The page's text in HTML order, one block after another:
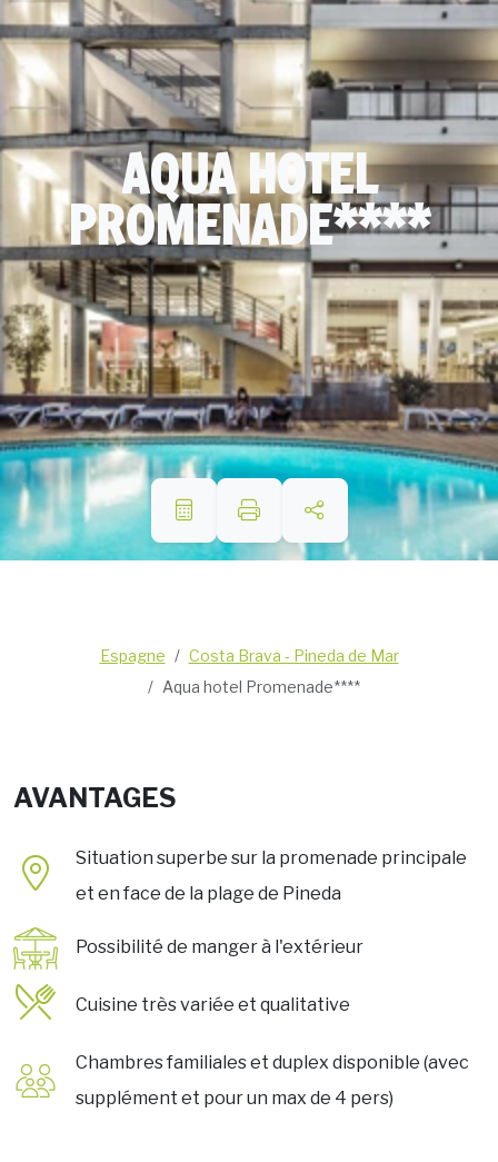
AQUA HOTEL
PROMENADE****
Espagne
Costa Brava - Pineda de Mar
Aqua hotel Promenade****
AVANTAGES
Situation superbe sur la promenade principale
et en face de la plage de Pineda
Possibilité de manger à l'extérieur
Cuisine très variée et qualitative
Chambres familiales et duplex disponible (avec
supplément et pour un max de 4 pers)